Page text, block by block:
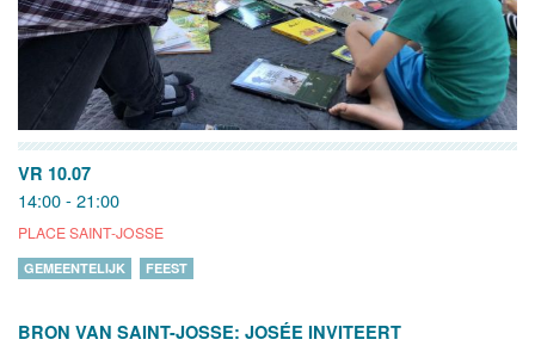
VR 10.07
14:00 - 21:00
PLACE SAINT-JOSSE
GEMEENTELIJK FEEST
BRON VAN SAINT-JOSSE: JOSÉE INVITEERT